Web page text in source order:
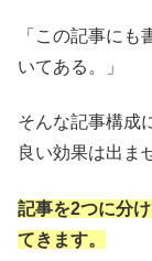
「この記事に
いてある。」
そんな記事構成
良い効果は出ま
記事を2つに分
てきます。